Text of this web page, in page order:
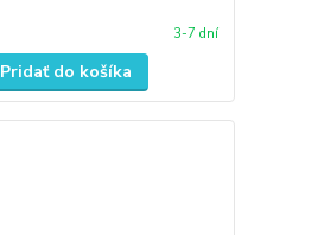
3-7 dní
Pridať do košíka